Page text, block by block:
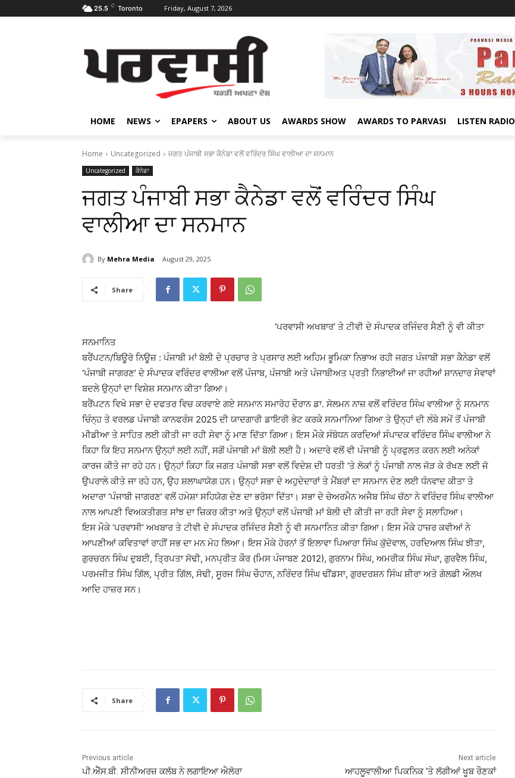
25.5 C Toronto Friday, August 7, 2026
HOME NEWS EPAPERS ABOUT US AWARDS SHOW AWARDS TO PARVASI LISTEN RADIO
Home Uncategorized ਜਗਤ ਪੰਜਾਬੀ ਸਭਾ ਕੈਨੇਡਾ ਵਲੋਂ ਵਰਿੰਦਰ ਸਿੰਘ ਵਾਲੀਆ ਦਾ ਸਨਮਾਨ
Uncategorized ਕੈਨੇਡਾ
ਜਗਤ ਪੰਜਾਬੀ ਸਭਾ ਕੈਨੇਡਾ ਵਲੋਂ ਵਰਿੰਦਰ ਸਿੰਘ
ਵਾਲੀਆ ਦਾ ਸਨਮਾਨ
By Mehra Media August 29, 2025
Share
‘ਪਰਵਾਸੀ ਅਖਬਾਰ’ ਤੇ ਟੀਵੀ ਦੇ ਸੰਪਾਦਕ ਰਜਿੰਦਰ ਸੈਣੀ ਨੂੰ ਵੀ ਕੀਤਾ
ਸਨਮਾਨਿਤ
ਬਰੈਂਪਟਨ/ਬਿਊਰੋ ਨਿਊਜ਼ : ਪੰਜਾਬੀ ਮਾਂ ਬੋਲੀ ਦੇ ਪ੍ਰਚਾਰ ਤੇ ਪ੍ਰਸਾਰ ਲਈ ਅਹਿਮ ਭੂਮਿਕਾ ਨਿਭਾਅ ਰਹੀ ਜਗਤ ਪੰਜਾਬੀ ਸਭਾ ਕੈਨੇਡਾ ਵਲੋਂ
‘ਪੰਜਾਬੀ ਜਾਗਰਣ’ ਦੇ ਸੰਪਾਦਕ ਵਰਿੰਦਰ ਵਾਲੀਆ ਵਲੋਂ ਪੰਜਾਬ, ਪੰਜਾਬੀ ਅਤੇ ਪੰਜਾਬੀਅਤ ਪ੍ਰਤੀ ਨਿਭਾਈਆਂ ਜਾ ਰਹੀਆਂ ਸ਼ਾਨਦਾਰ ਸੇਵਾਵਾਂ
ਬਦਲੇ ਉਨ੍ਹਾਂ ਦਾ ਵਿਸ਼ੇਸ਼ ਸਨਮਾਨ ਕੀਤਾ ਗਿਆ।
ਬਰੈਂਪਟਨ ਵਿਖੇ ਸਭਾ ਦੇ ਦਫਤਰ ਵਿਚ ਕਰਵਾਏ ਗਏ ਸਨਮਾਨ ਸਮਾਰੋਹ ਦੌਰਾਨ ਡਾ. ਸੋਲਮਨ ਨਾਜ਼ ਵਲੋਂ ਵਰਿੰਦਰ ਸਿੰਘ ਵਾਲੀਆ ਨੂੰ ਸਨਮਾਨ
ਚਿੰਨ੍ਹ ਤੇ ਵਰਲਡ ਪੰਜਾਬੀ ਕਾਨਫਰੰਸ 2025 ਦੀ ਯਾਦਗਾਰੀ ਡਾਇਰੀ ਭੇਟ ਕਰਕੇ ਸਨਮਾਨਿਆ ਗਿਆ ਤੇ ਉਨ੍ਹਾਂ ਦੀ ਲੰਬੇ ਸਮੇਂ ਤੋਂ ਪੰਜਾਬੀ
ਮੀਡੀਆ ਤੇ ਸਾਹਿਤ ਲਈ ਕੀਤੀ ਜਾ ਰਹੀ ਸੇਵਾ ਨੂੰ ਮਾਣ ਦਿੱਤਾ ਗਿਆ। ਇਸ ਮੌਕੇ ਸੰਬੋਧਨ ਕਰਦਿਆਂ ਸੰਪਾਦਕ ਵਰਿੰਦਰ ਸਿੰਘ ਵਾਲੀਆ ਨੇ
ਕਿਹਾ ਕਿ ਇਹ ਸਨਮਾਨ ਉਨ੍ਹਾਂ ਲਈ ਨਹੀਂ, ਸਗੋਂ ਪੰਜਾਬੀ ਮਾਂ ਬੋਲੀ ਲਈ ਹੈ। ਅਦਾਰੇ ਵਲੋਂ ਵੀ ਪੰਜਾਬੀ ਨੂੰ ਪ੍ਰਫੁਲਤ ਕਰਨ ਲਈ ਅਨੇਕਾਂ
ਕਾਰਜ ਕੀਤੇ ਜਾ ਰਹੇ ਹਨ। ਉਨ੍ਹਾਂ ਕਿਹਾ ਕਿ ਜਗਤ ਪੰਜਾਬੀ ਸਭਾ ਵਲੋਂ ਵਿਦੇਸ਼ ਦੀ ਧਰਤੀ ‘ਤੇ ਲੋਕਾਂ ਨੂੰ ਪੰਜਾਬੀ ਨਾਲ ਜੋੜ ਕੇ ਰੱਖਣ ਲਈ ਜੋ
ਉਪਰਾਲੇ ਕੀਤੇ ਜਾ ਰਹੇ ਹਨ, ਉਹ ਸ਼ਲਾਘਾਯੋਗ ਹਨ। ਉਨ੍ਹਾਂ ਸਭਾ ਦੇ ਅਹੁਦੇਦਾਰਾਂ ਤੇ ਮੈਂਬਰਾਂ ਦਾ ਸਨਮਾਨ ਦੇਣ ਲਈ ਧੰਨਵਾਦ ਕੀਤਾ ਤੇ
ਅਦਾਰਾ ‘ਪੰਜਾਬੀ ਜਾਗਰਣ’ ਵਲੋਂ ਹਮੇਸ਼ਾ ਸਹਿਯੋਗ ਦੇਣ ਦਾ ਭਰੋਸਾ ਦਿੱਤਾ। ਸਭਾ ਦੇ ਚੇਅਰਮੈਨ ਅਜੈਬ ਸਿੰਘ ਚੱਠਾ ਨੇ ਵਰਿੰਦਰ ਸਿੰਘ ਵਾਲੀਆ
ਨਾਲ ਆਪਣੀ ਵਿਅਕਤੀਗਤ ਸਾਂਝ ਦਾ ਜ਼ਿਕਰ ਕੀਤਾ ਅਤੇ ਉਨ੍ਹਾਂ ਵਲੋਂ ਪੰਜਾਬੀ ਮਾਂ ਬੋਲੀ ਦੀ ਕੀਤੀ ਜਾ ਰਹੀ ਸੇਵਾ ਨੂੰ ਸਲਾਹਿਆ।
ਇਸ ਮੌਕੇ ‘ਪਰਵਾਸੀ’ ਅਖਬਾਰ ਤੇ ਟੀਵੀ ਦੇ ਸੰਪਾਦਕ ਰਜਿੰਦਰ ਸੈਣੀ ਨੂੰ ਵੀ ਸਨਮਾਨਿਤ ਕੀਤਾ ਗਿਆ। ਇਸ ਮੌਕੇ ਹਾਜ਼ਰ ਕਵੀਆਂ ਨੇ
ਆਪਣੀਆਂ ਕਵਿਤਾਵਾਂ ਰਾਹੀਂ ਸਭ ਦਾ ਮਨ ਮੋਹ ਲਿਆ। ਇਸ ਮੌਕੇ ਹੋਰਨਾਂ ਤੋਂ ਇਲਾਵਾ ਪਿਆਰਾ ਸਿੰਘ ਕੁੱਦੋਵਾਲ, ਹਰਦਿਆਲ ਸਿੰਘ ਝੀਤਾ,
ਗੁਰਚਰਨ ਸਿੰਘ ਦੁਬਈ, ਤ੍ਰਿਪਤਾ ਸੋਢੀ, ਮਨਪ੍ਰੀਤ ਕੌਰ (ਮਿਸ ਪੰਜਾਬਣ 2012), ਗੁਰਨਾਮ ਸਿੰਘ, ਅਮਰੀਕ ਸਿੰਘ ਸੰਘਾ, ਗੁਰਵੈਲ ਸਿੰਘ,
ਪਰਮਜੀਤ ਸਿੰਘ ਗਿੱਲ, ਪ੍ਰੀਤ ਗਿੱਲ, ਸੋਢੀ, ਸੂਰਜ ਸਿੰਘ ਚੌਹਾਨ, ਨਰਿੰਦਰ ਸਿੰਘ ਢੀਂਡਸਾ, ਗੁਰਦਰਸ਼ਨ ਸਿੰਘ ਸ਼ੀਰਾ ਅਤੇ ਗੋਲਡੀ ਔਲਖ
ਆਦਿ ਹਾਜ਼ਰ ਸਨ।
Share
Previous article
ਪੀ.ਐੱਸ.ਬੀ. ਸੀਨੀਅਰਜ਼ ਕਲੱਬ ਨੇ ਲਗਾਇਆ ਐਲੋਰਾ
Next article
ਆਹਲੂਵਾਲੀਆ ਪਿਕਨਿਕ ‘ਤੇ ਲੱਗੀਆਂ ਖੂਬ ਰੌਣਕਾਂ